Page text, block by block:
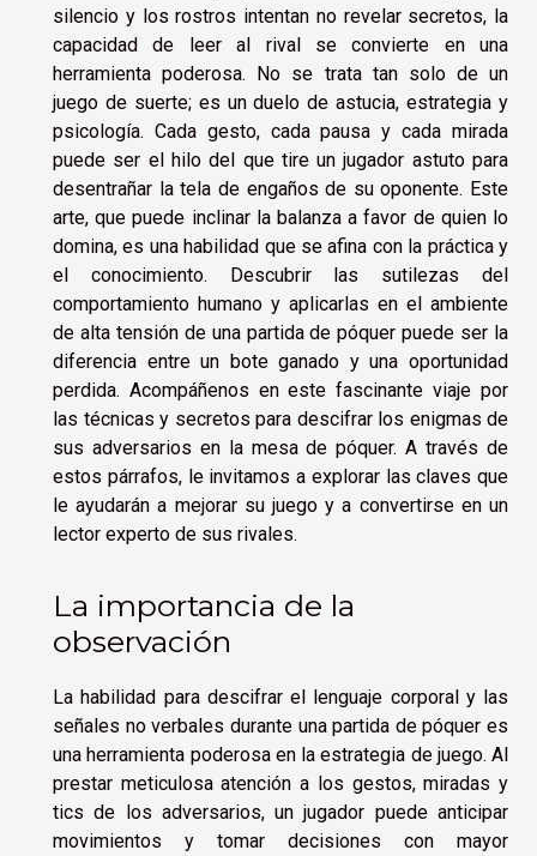
silencio y los rostros intentan no revelar secretos, la
capacidad de leer al rival se convierte en una
herramienta poderosa. No se trata tan solo de un
juego de suerte; es un duelo de astucia, estrategia y
psicología. Cada gesto, cada pausa y cada mirada
puede ser el hilo del que tire un jugador astuto para
desentrañar la tela de engaños de su oponente. Este
arte, que puede inclinar la balanza a favor de quien lo
domina, es una habilidad que se afina con la práctica y
el conocimiento. Descubrir las sutilezas del
comportamiento humano y aplicarlas en el ambiente
de alta tensión de una partida de póquer puede ser la
diferencia entre un bote ganado y una oportunidad
perdida. Acompáñenos en este fascinante viaje por
las técnicas y secretos para descifrar los enigmas de
sus adversarios en la mesa de póquer. A través de
estos párrafos, le invitamos a explorar las claves que
le ayudarán a mejorar su juego y a convertirse en un
lector experto de sus rivales.
La importancia de la
observación
La habilidad para descifrar el lenguaje corporal y las
señales no verbales durante una partida de póquer es
una herramienta poderosa en la estrategia de juego. Al
prestar meticulosa atención a los gestos, miradas y
tics de los adversarios, un jugador puede anticipar
movimientos y tomar decisiones con mayor